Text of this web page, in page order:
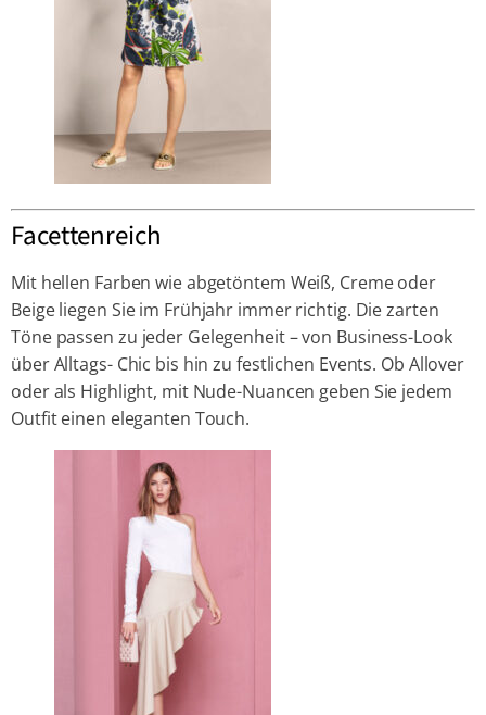
Facettenreich
Mit hellen Farben wie abgetöntem Weiß, Creme oder
Beige liegen Sie im Frühjahr immer richtig. Die zarten
Töne passen zu jeder Gelegenheit – von Business-Look
über Alltags- Chic bis hin zu festlichen Events. Ob Allover
oder als Highlight, mit Nude-Nuancen geben Sie jedem
Outfit einen eleganten Touch.